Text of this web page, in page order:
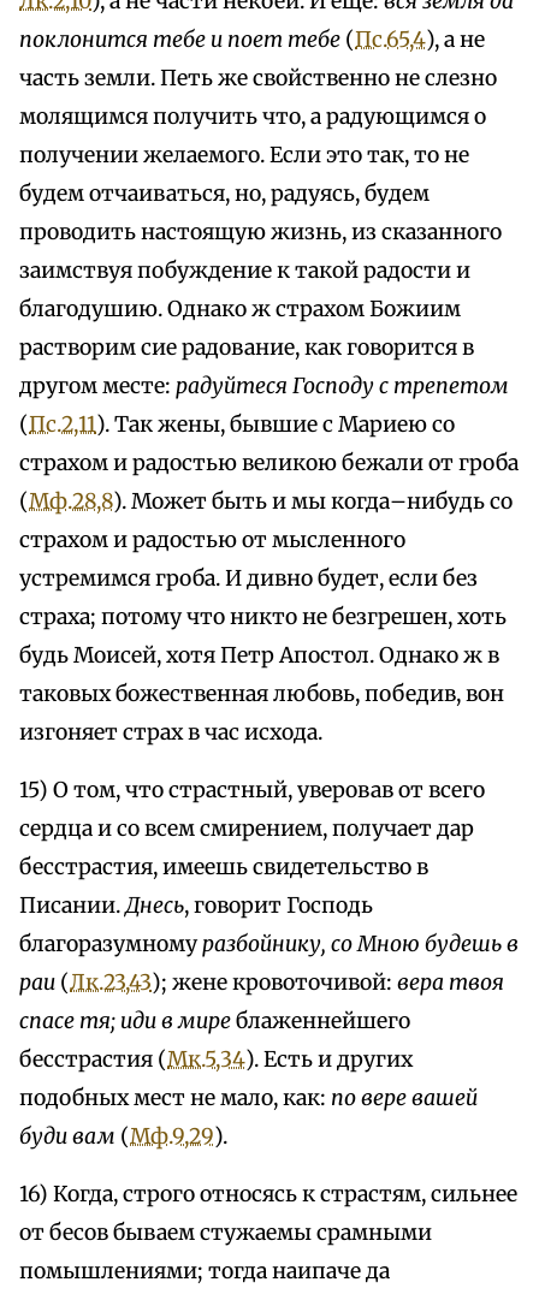
поклонится тебе и поет тебе (Пс.65,4), а не
часть земли. Петь же свойственно не слезно
молящимся получить что, а радующимся о
получении желаемого. Если это так, то не
будем отчаиваться, но, радуясь, будем
проводить настоящую жизнь, из сказанного
заимствуя побуждение к такой радости и
благодушию. Однако ж страхом Божиим
растворим сие радование, как говорится в
другом месте: радуйтеся Господу с трепетом
(Пс.2,11). Так жены, бывшие с Мариею со
страхом и радостью великою бежали от гроба
(Мф.28,8). Может быть и мы когда–нибудь со
страхом и радостью от мысленного
устремимся гроба. И дивно будет, если без
страха; потому что никто не безгрешен, хоть
будь Моисей, хотя Петр Апостол. Однако ж в
таковых божественная любовь, победив, вон
изгоняет страх в час исхода.
15) О том, что страстный, уверовав от всего
сердца и со всем смирением, получает дар
бесстрастия, имеешь свидетельство в
Писании.Днесь, говорит Господь
благоразумномуразбойнику, со Мною будешь в
раи (Лк.23,43); жене кровоточивой: вера твоя
спасе тя; иди в миреблаженнейшего
бесстрастия (Мк.5,34). Есть и других
подобных мест не мало, как: по вере вашей
буди вам (Мф.9,29).
16) Когда, строго относясь к страстям, сильнее
от бесов бываем стужаемы срамными
помышлениями; тогда наипаче да